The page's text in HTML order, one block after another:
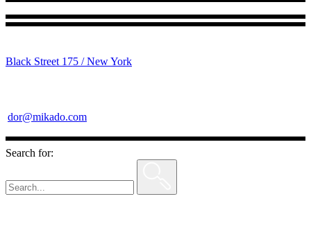
Black Street 175 / New York
dor@mikado.com
Search for: